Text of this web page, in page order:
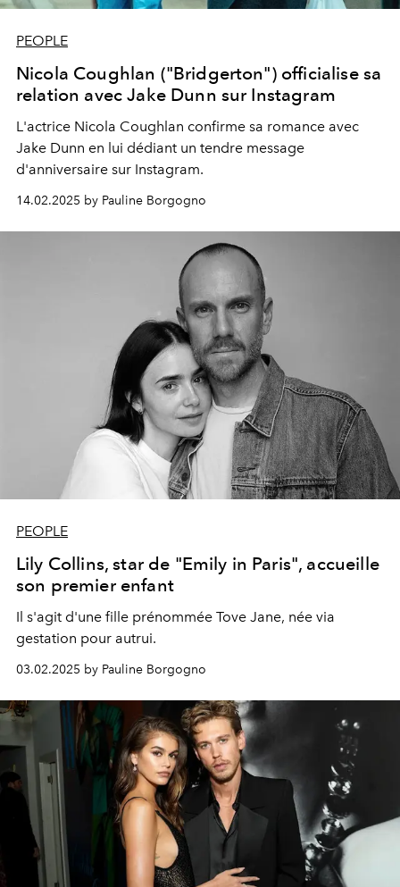
PEOPLE
Nicola Coughlan ("Bridgerton") officialise sa
relation avec Jake Dunn sur Instagram
L'actrice Nicola Coughlan confirme sa romance avec
Jake Dunn en lui dédiant un tendre message
d'anniversaire sur Instagram.
14.02.2025 by Pauline Borgogno
PEOPLE
Lily Collins, star de "Emily in Paris", accueille
son premier enfant
Il s'agit d'une fille prénommée Tove Jane, née via
gestation pour autrui.
03.02.2025 by Pauline Borgogno